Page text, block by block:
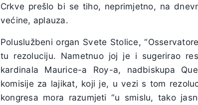
Crkve prešlo bi se tiho, neprimjetno, na
većine, aplauza.
Poluslužbeni organ Svete Stolice,
tu rezoluciju. Nametnuo joj je i sugerirao
kardinala Maurice-a Roy-a, nadbiskupa
komisije za lajikat, koji je, u vezi s tom
kongresa mora razumjeti “u smislu, tako